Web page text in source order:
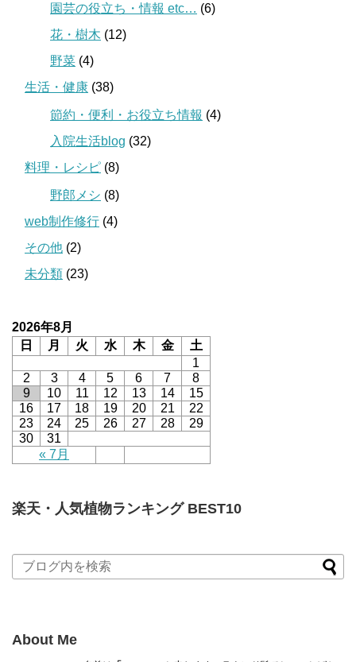
園芸の役立ち・情報 etc… (6)
花・樹木 (12)
野菜 (4)
生活・健康 (38)
節約・便利・お役立ち情報 (4)
入院生活blog (32)
料理・レシピ (8)
野郎メシ (8)
web制作修行 (4)
その他 (2)
未分類 (23)
2026年8月
日
月 火 水 木 金 土
« 7月
1
2
3 4 5 6 7
8
9
10 11 12 13 14
15
16
17 18 19 20 21
22
23
24 25 26 27 28
29
30
31
楽天・人気植物ランキング BEST10
About Me